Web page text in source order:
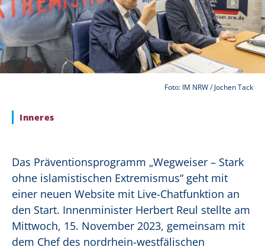
Foto: IM NRW / Jochen Tack
Inneres
Das Präventionsprogramm „Wegweiser – Stark
ohne islamistischen Extremismus“ geht mit
einer neuen Website mit Live-Chatfunktion an
den Start. Innenminister Herbert Reul stellte am
Mittwoch, 15. November 2023, gemeinsam mit
dem Chef des nordrhein-westfälischen